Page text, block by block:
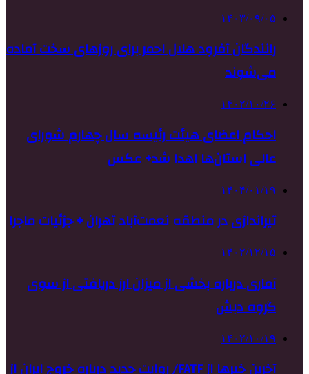
۱۴۰۳/۰۹/۰۵
رانندگان آفرود هلال احمر برای روزهای سخت آماده
می‌شوند
۱۴۰۲/۱۰/۲۶
احکام اعضای هیئت رئیسه سال چهارم شورای
عالی استان‌ها اهدا شد+ عکس
۱۴۰۴/۰۱/۱۹
تیراندازی در منطقه نعمت‌آباد تهران + جزئیات ماجرا
۱۴۰۲/۱۲/۱۵
آماری درباره بخشی از میزان ارز دریافتی از سوی
گروه دبش
۱۴۰۲/۱۰/۱۹